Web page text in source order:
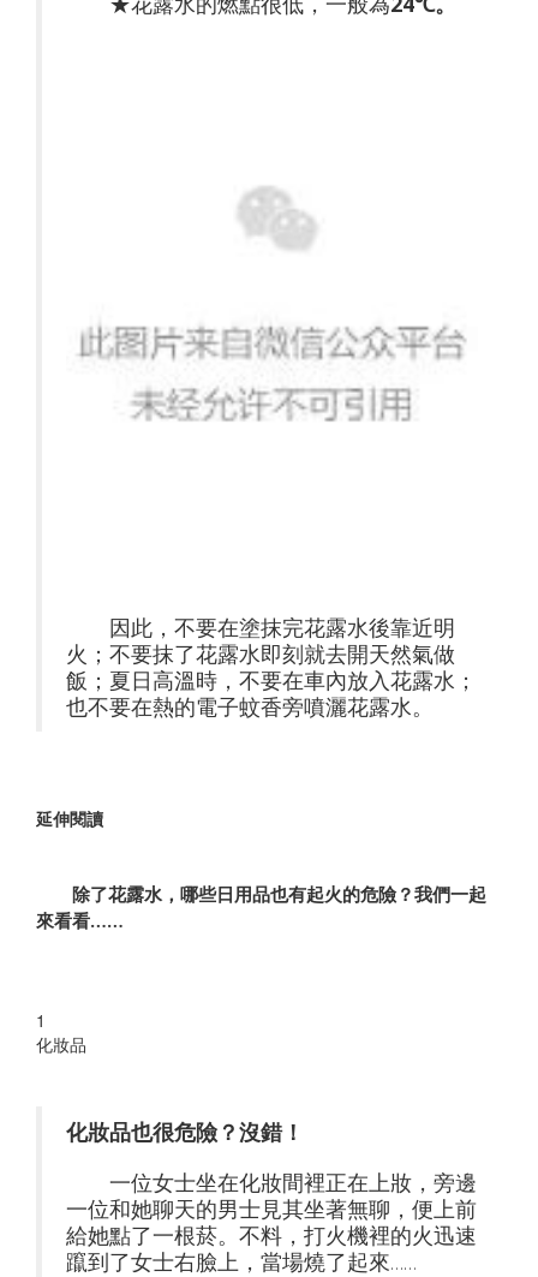
因此，不要在塗抹完花露水後靠近明
火；不要抹了花露水即刻就去開天然氣做
飯；夏日高溫時，不要在車內放入花露水；
也不要在熱的電子蚊香旁噴灑花露水。
延伸閱讀
除了花露水，哪些日用品也有起火的危險？我們一起
來看看……
1
化妝品
化妝品也很危險？沒錯！
一位女士坐在化妝間裡正在上妝，旁邊
一位和她聊天的男士見其坐著無聊，便上前
給她點了一根菸。不料，打火機裡的火迅速
躥到了女士右臉上，當場燒了起來……